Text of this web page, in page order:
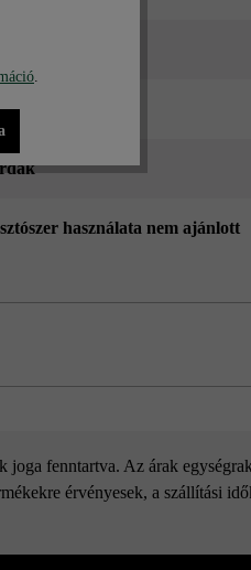
használata nem ajánlott
fenntartva. Az árak
érvényesek, a szállítási